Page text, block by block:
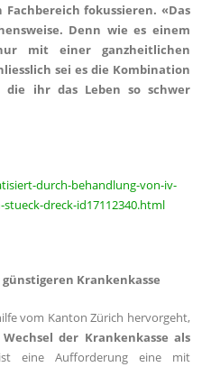
fokussieren. «Das
Denn wie es einem
mit einer ganzheitlichen
sei es die Kombination
die ihr das Leben so schwer
durch-behandlung-von-iv-
dreck-id17112340.html
Krankenkasse
vom Kanton Zürich hervorgeht,
der Krankenkasse als
eine Aufforderung eine mit